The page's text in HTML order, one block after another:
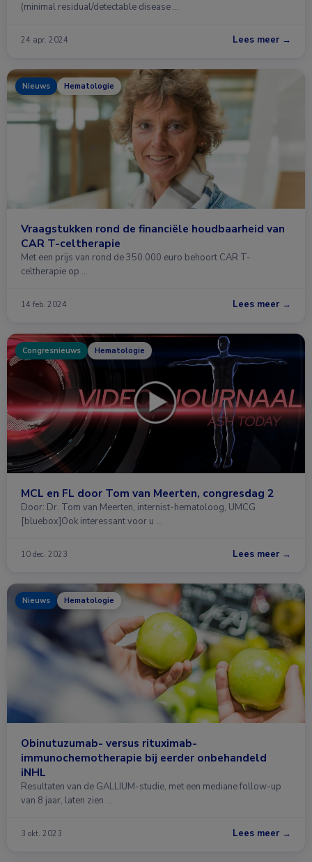
(minimal residual/detectable disease …
24 apr. 2024 Lees meer →
Nieuws Hematologie
Vraagstukken rond de financiële houdbaarheid van
CAR T-celtherapie
Met een prijs van rond de 350.000 euro behoort CAR T-
celtherapie op …
14 feb. 2024 Lees meer →
Congresnieuws Hematologie
MCL en FL door Tom van Meerten, congresdag 2
Door: Dr. Tom van Meerten, internist-hematoloog, UMCG
[bluebox]Ook interessant voor u …
10 dec. 2023 Lees meer →
Nieuws Hematologie
Obinutuzumab- versus rituximab-
immunochemotherapie bij eerder onbehandeld
iNHL
Resultaten van de GALLIUM-studie, met een mediane follow-up
van 8 jaar, laten zien …
3 okt. 2023 Lees meer →